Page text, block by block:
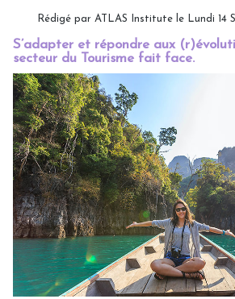
Rédigé par ATLAS Institute le Lundi 14
S’adapter et répondre aux
secteur du Tourisme fait face.